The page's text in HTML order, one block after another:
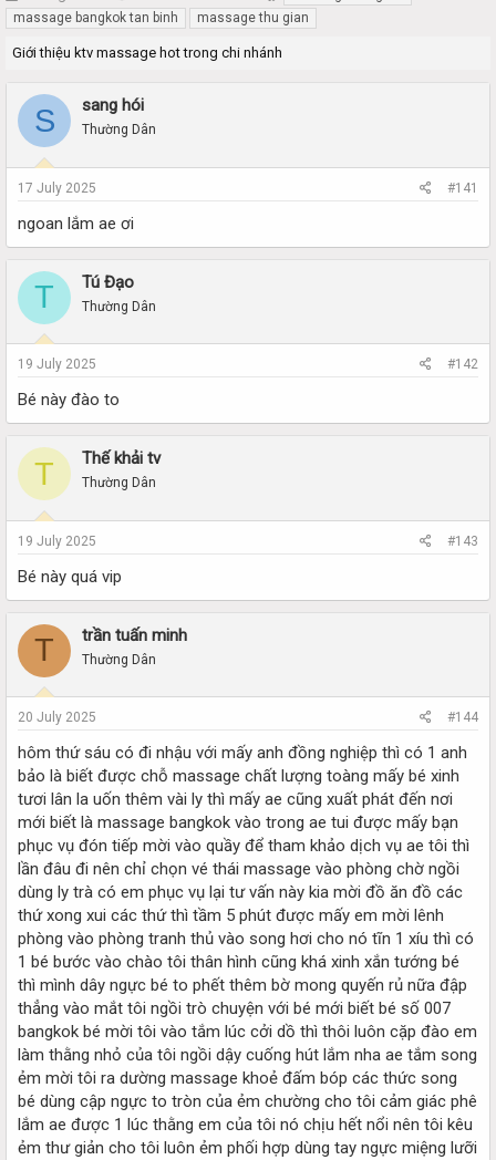
h
r
e
s
t
r
t
r
t
a
r
a
t
massage bangkok tan binh
massage thu gian
Giới thiệu ktv massage hot trong chi nhánh
S sang hói
Thường Dân
17 July 2025 #141
ngoan lắm ae ơi
T Tú Đạo
Thường Dân
19 July 2025 #142
Bé này đào to
T Thế khải tv
Thường Dân
19 July 2025 #143
Bé này quá vip
T trần tuấn minh
Thường Dân
20 July 2025 #144
hôm thứ sáu có đi nhậu với mấy anh đồng nghiệp thì có 1 anh
bảo là biết được chỗ massage chất lượng toàng mấy bé xinh
tươi lân la uốn thêm vài ly thì mấy ae cũng xuất phát đến nơi
mới biết là massage bangkok vào trong ae tui được mấy bạn
phục vụ đón tiếp mời vào quầy để tham khảo dịch vụ ae tôi thì
lần đâu đi nên chỉ chọn vé thái massage vào phòng chờ ngồi
dùng ly trà có em phục vụ lại tư vấn này kia mời đồ ăn đồ các
thứ xong xui các thứ thì tầm 5 phút được mấy em mời lênh
phòng vào phòng tranh thủ vào song hơi cho nó tĩn 1 xíu thì có
1 bé bước vào chào tôi thân hình cũng khá xinh xắn tướng bé
thì mình dây ngực bé to phết thêm bờ mong quyến rủ nữa đập
thẳng vào mắt tôi ngồi trò chuyện với bé mới biết bé số 007
bangkok bé mời tôi vào tắm lúc cởi dồ thì thôi luôn cặp đào em
làm thằng nhỏ của tôi ngồi dậy cuống hút lắm nha ae tắm song
ẻm mời tôi ra dường massage khoẻ đấm bóp các thức song
bé dùng cập ngực to tròn của ẻm chường cho tôi cảm giác phê
lắm ae được 1 lúc thằng em của tôi nó chịu hết nổi nên tôi kêu
ẻm thư giản cho tôi luôn ẻm phối hợp dùng tay ngực miệng lưỡi